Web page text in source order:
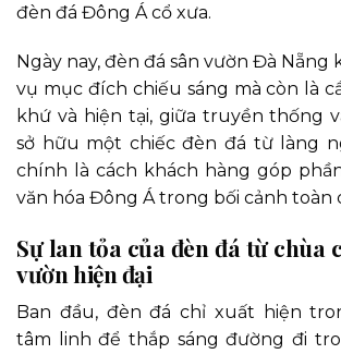
đèn đá Đông Á cổ xưa.
Ngày nay, đèn đá sân vườn Đà
vụ mục đích chiếu sáng mà còn là
khứ và hiện tại, giữa truyền thống
sở hữu một chiếc đèn đá từ làng
chính là cách khách hàng góp
văn hóa Đông Á trong bối cảnh toàn
Sự lan tỏa của đèn đá từ chùa
vườn hiện đại
Ban đầu, đèn đá chỉ xuất hiện
tâm linh để thắp sáng đường đi